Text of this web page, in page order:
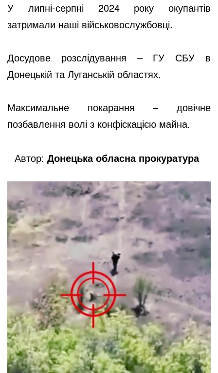
У липні-серпні 2024 року окупантів
затримали наші військовослужбовці.
Досудове розслідування – ГУ СБУ в
Донецькій та Луганській областях.
Максимальне покарання – довічне
позбавлення волі з конфіскацією майна.
Автор: Донецька обласна прокуратура